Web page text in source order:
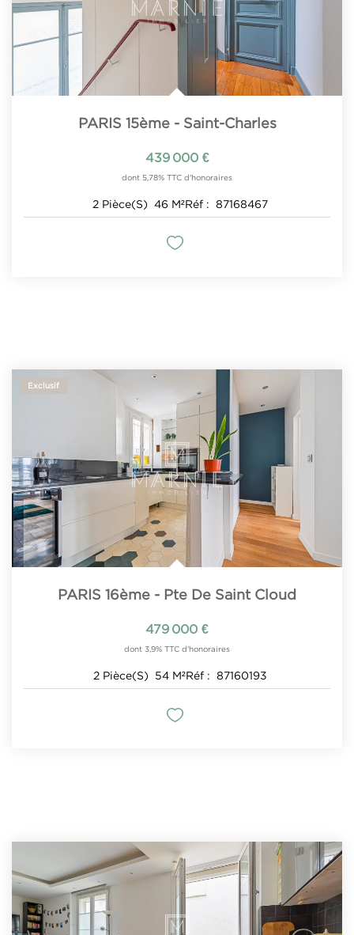
PARIS 15ème - Saint-Charles
439 000 €
dont 5,78% TTC d'honoraires
2 Pièce(s) 46 M²Réf : 87168467
Exclusif
PARIS 16ème - Pte De Saint Cloud
479 000 €
dont 3,9% TTC d'honoraires
2 Pièce(s) 54 M²Réf : 87160193